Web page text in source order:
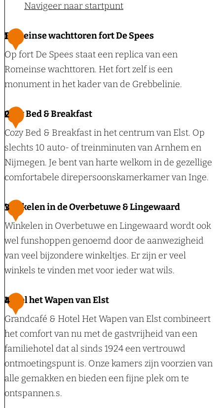
Navigeer naar startpunt
1
Romeinse wachttoren fort De Spees
Op fort De Spees staat een replica van een
Romeinse wachttoren. Het fort zelf is een
monument in het kader van de Grebbelinie.
R
o
m
e
i
s
w
a
c
h
t
o
r
e
n
f
o
2
Cozy Bed & Breakfast
Cozy Bed & Breakfast in het centrum van Elst. Op
slechts 10 auto- of treinminuten van Arnhem en
Nijmegen. Je bent van harte welkom in de gezellige
comfortabele direpersoonskamerkamer van Inge.
C
o
z
y
B
d
&
B
r
e
a
k
f
3
Winkelen in de Overbetuwe & Lingewaard
Winkelen in Overbetuwe en Lingewaard wordt ook
wel funshoppen genoemd door de aanwezigheid
van veel bijzondere winkeltjes. Er zijn er veel
winkels te vinden met voor ieder wat wils.
W
i
n
k
e
l
e
4
Hotel het Wapen van Elst
Grandcafé & Hotel Het Wapen van Elst combineert
het comfort van nu met de gastvrijheid van een
familiehotel dat al sinds 1924 een vertrouwd
ontmoetingspunt is. Onze kamers zijn voorzien van
alle gemakken en bieden een fijne plek om te
ontspannen.s.